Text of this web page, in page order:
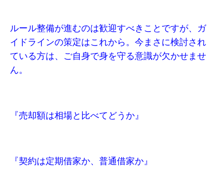
ルール整備が進むのは歓迎すべきことですが、ガ
イドラインの策定はこれから。今まさに検討され
ている方は、ご自身で身を守る意識が欠かせませ
ん。
『売却額は相場と比べてどうか』
『契約は定期借家か、普通借家か』